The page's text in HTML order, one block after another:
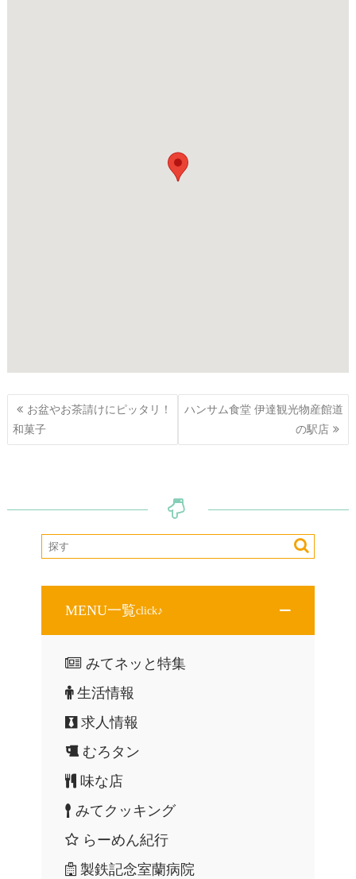
投
稿
ナ
シ
お盆やお茶請けにピッタリ！
和菓子
ハンサム食堂 伊達観光物産館道
の駅店
MENU一覧click♪
みてネッと特集
生活情報
求人情報
むろタン
味な店
みてクッキング
らーめん紀行
製鉄記念室蘭病院